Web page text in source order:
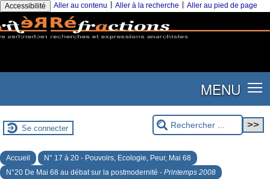
Accessibilité Aller au contenu Aller à la recherche Aller au pied de page
MENU
Se connecter
Accueil
N° 17 à 20 - Pouvoirs, Ecologie, Peur, Mai 68
N°20 De Mai 68 au débat sur la postmodernité - Printemps 2008